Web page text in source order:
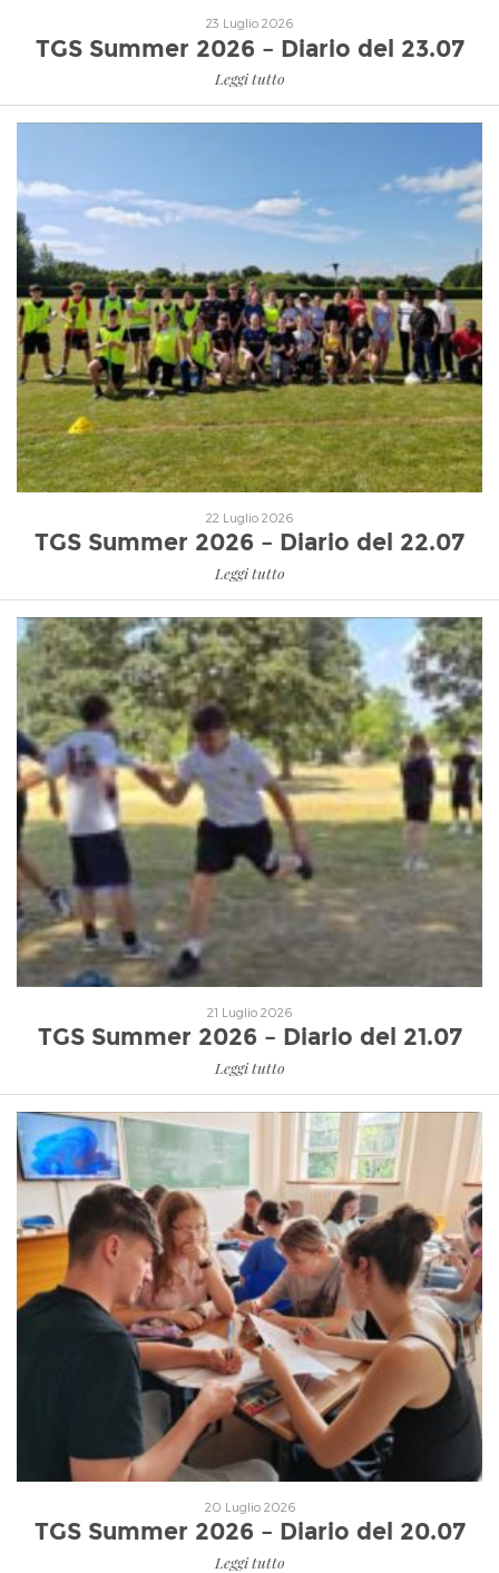
23 Luglio 2026
TGS Summer 2026 – Diario del 23.07
Leggi tutto
Leggi tutto
22 Luglio 2026
TGS Summer 2026 – Diario del 22.07
Leggi tutto
Leggi tutto
21 Luglio 2026
TGS Summer 2026 – Diario del 21.07
Leggi tutto
Leggi tutto
20 Luglio 2026
TGS Summer 2026 – Diario del 20.07
Leggi tutto